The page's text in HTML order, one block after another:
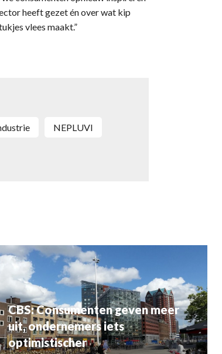
heeft gezet én over wat kip
vlees maakt.”
NEPLUVI
CBS: Consumenten geven meer
uit, ondernemers iets
optimistischer